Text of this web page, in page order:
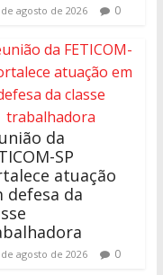
de agosto de 2026 0
da
SP
atuação
defesa da
agosto de 2026 0